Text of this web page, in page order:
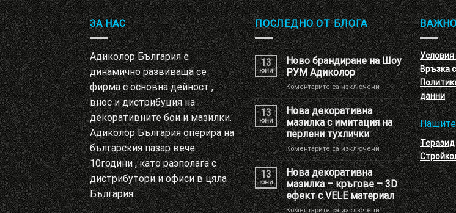
ЗА НАС
Адиколор България е
динамично развиваща се
фирма с основна дейност ,
внос и дистрибуция на
декоративните бои и мазилки.
Адиколор България оперира на
българския пазар вече
10години , като разполага с
дистрибутори и офиси в цяла
България.
ПОСЛЕДНО ОТ БЛОГА
13
юни
Ново брандиране на Шоу
РУМ Адиколор
Коментарите са изключениза
Ново
брандиране
на
Шоу
РУМ
Адиколор
13
юни
Нова декоративна
мазилка с имитация на
перлени тухлички
Коментарите са изключениза
Нова
декоративна
мазилка
с
имитация
на
13
юни
Нова декоративна
мазилка – кръгове – 3D
ефект с VELE материал
Коментарите са изключениза
Условия
Връзка
данни
Теразид